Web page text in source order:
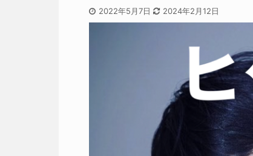
2022年5月7日 2024年2月12日